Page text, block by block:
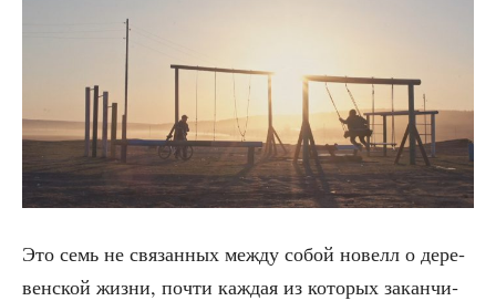
Это семь не свя­зан­ных меж­ду собой новелл о дере­
вен­ской жиз­ни, почти каж­дая из кото­рых закан­чи­